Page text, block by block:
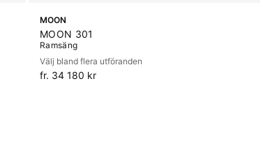
MOON
MOON 301
Ramsäng
Välj bland flera utföranden
fr. 34 180 kr